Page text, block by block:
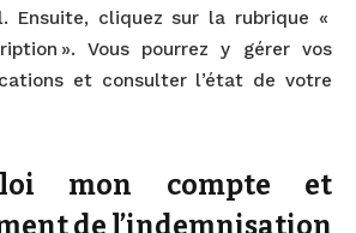
Ensuite, cliquez sur la rubrique «
». Vous pourrez y gérer vos
et consulter l’état de votre
mon compte et
de l’indemnisation